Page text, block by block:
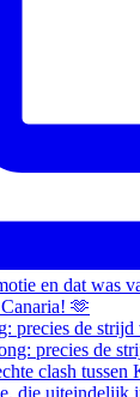
precies de strijd